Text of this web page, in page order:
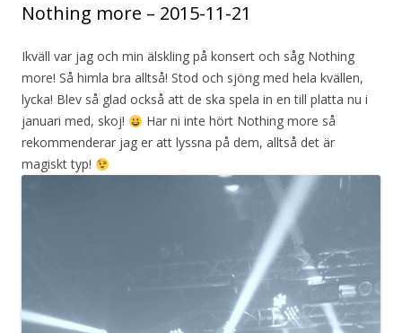
Nothing more – 2015-11-21
Ikväll var jag och min älskling på konsert och såg Nothing
more! Så himla bra alltså! Stod och sjöng med hela kvällen,
lycka! Blev så glad också att de ska spela in en till platta nu i
januari med, skoj!
Har ni inte hört Nothing more så
rekommenderar jag er att lyssna på dem, alltså det är
magiskt typ!